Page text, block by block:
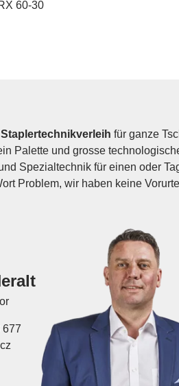
für ganze
Palette und grosse
Spezialtechnik für einen oder
Problem, wir haben keine
677